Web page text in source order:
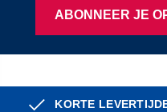
ABONNEER JE
KORTE